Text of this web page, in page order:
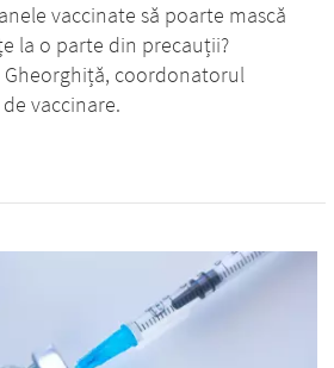
vaccinate să poarte mască
la o parte din precauții?
Gheorghiță, coordonatorul
vaccinare.